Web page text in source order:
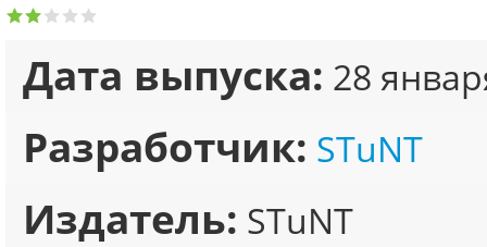
Дата выпуска: 28
Разработчик: STuNT
Издатель: STuNT